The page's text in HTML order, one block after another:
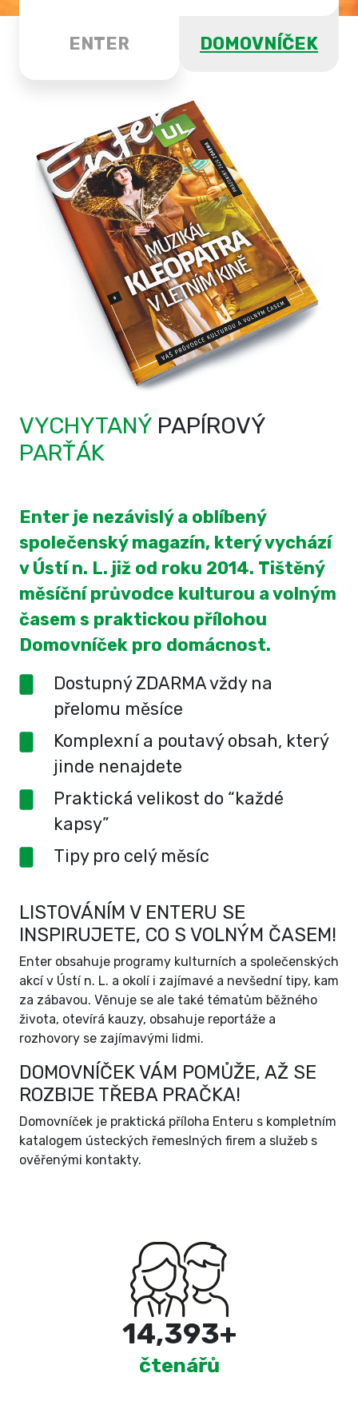
ENTER DOMOVNÍČEK
VYCHYTANÝ PAPÍROVÝ
PARŤÁK
Enter je nezávislý a oblíbený
společenský magazín, který vychází
v Ústí n. L. již od roku 2014. Tištěný
měsíční průvodce kulturou a volným
časem s praktickou přílohou
Domovníček pro domácnost.
Dostupný ZDARMA vždy na
přelomu měsíce
Komplexní a poutavý obsah, který
jinde nenajdete
Praktická velikost do “každé
kapsy”
Tipy pro celý měsíc
LISTOVÁNÍM V ENTERU SE
INSPIRUJETE, CO S VOLNÝM ČASEM!
Enter obsahuje programy kulturních a společenských
akcí v Ústí n. L. a okolí i zajímavé a nevšední tipy, kam
za zábavou. Věnuje se ale také tématům běžného
života, otevírá kauzy, obsahuje reportáže a
rozhovory se zajímavými lidmi.
DOMOVNÍČEK VÁM POMŮŽE, AŽ SE
ROZBIJE TŘEBA PRAČKA!
Domovníček je praktická příloha Enteru s kompletním
katalogem ústeckých řemeslných firem a služeb s
ověřenými kontakty.
15,000+
čtenářů